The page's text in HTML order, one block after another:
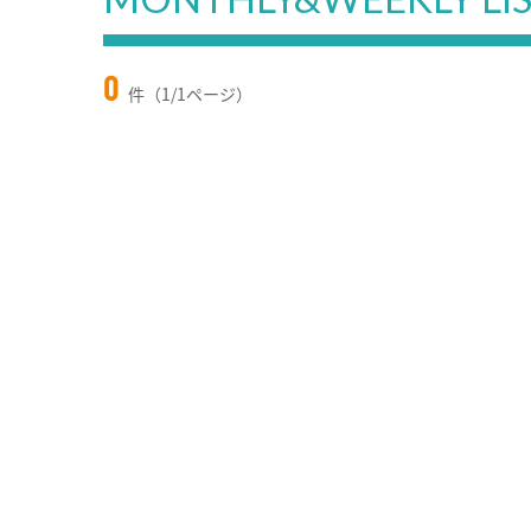
0 件（1/1ページ）